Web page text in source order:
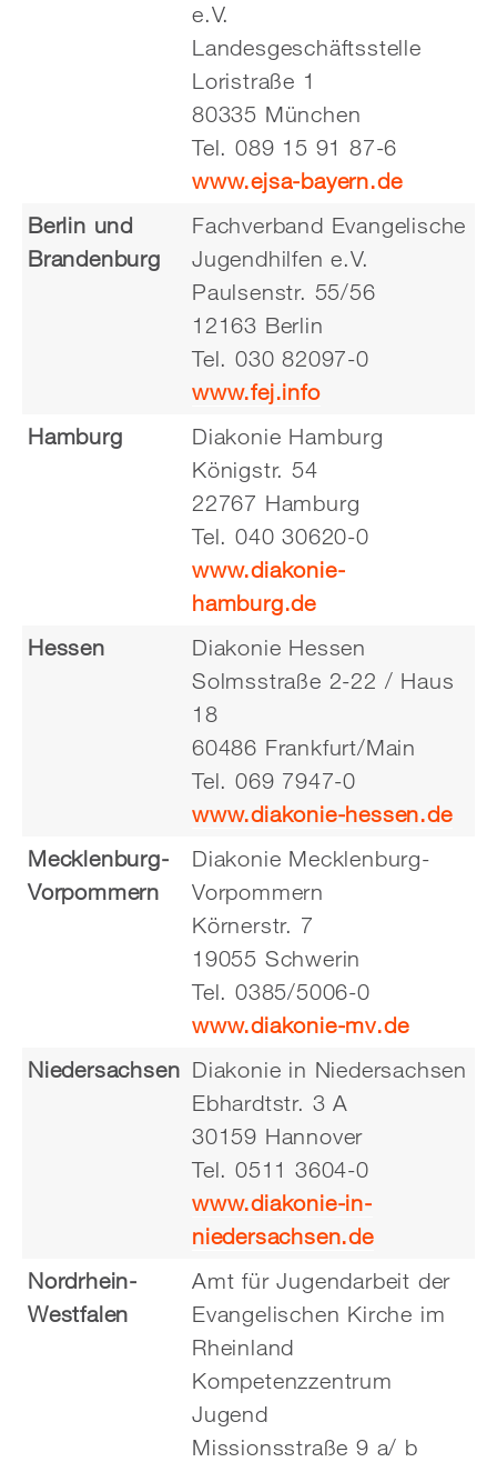
e.V.
Landesgeschäftsstelle
Loristraße 1
80335 München
Tel. 089 15 91 87-6
www.ejsa-bayern.de
Berlin und
Brandenburg
Fachverband Evangelische
Jugendhilfen e.V.
Paulsenstr. 55/56
12163 Berlin
Tel. 030 82097-0
www.fej.info
Hamburg
Diakonie Hamburg
Königstr. 54
22767 Hamburg
Tel. 040 30620-0
www.diakonie-
hamburg.de
Hessen
Diakonie Hessen
Solmsstraße 2-22 / Haus
18
60486 Frankfurt/Main
Tel. 069 7947-0
www.diakonie-hessen.de
Mecklenburg-
Vorpommern
Diakonie Mecklenburg-
Vorpommern
Körnerstr. 7
19055 Schwerin
Tel. 0385/5006-0
www.diakonie-mv.de
Niedersachsen Diakonie in Niedersachsen
Ebhardtstr. 3 A
30159 Hannover
Tel. 0511 3604-0
www.diakonie-in-
niedersachsen.de
Nordrhein-
Westfalen
Amt für Jugendarbeit der
Evangelischen Kirche im
Rheinland
Kompetenzzentrum
Jugend
Missionsstraße 9 a/ b